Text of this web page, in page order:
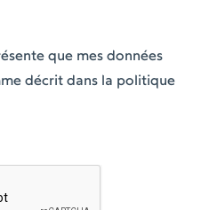
que mes données
décrit dans la politique